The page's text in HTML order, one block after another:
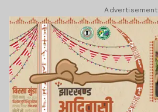
Advertisement